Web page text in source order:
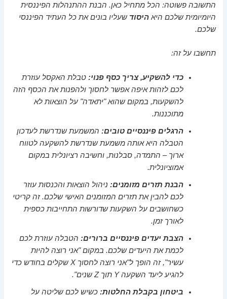
התשובה פשוטה: הכל מתחיל כאן. הבנת ההתנהלות הפיננסית
היומיומית שלכם היאהיסוד שעליו בונים את כל העתיד הפיננסי
שלכם.
תחשבו על זה:
כדי להשקיע, צריך כסף פנוי: טבלת האקסל עוזרת
לכם לזהות איפה אפשר לחסוך ולהפנות את הכסף הזה
להשקעות, במקום שהוא "יתאדה" על הוצאות לא
מתוכננות.
הרגלים פיננסיים טובים: המשמעת שנדרשת לעדכון
הטבלה היא אותה משמעת שנדרשת להשקעה לטווח
ארוך – התמדה, סבלנות, וחשיבה רציונלית במקום
אמוציונלית.
הבנת תזרים מזומנים: ניהול הוצאות והכנסות עוזר
לכם להבין את תזרים המזומנים האישי שלכם. זה קריטי
כשחושבים על השקעות שדורשות התחייבות כספית
לאורך זמן.
הצבת יעדים פיננסיים ברורים: הטבלה עוזרת לכם
לכמת את היעדים שלכם. במקום "אני רוצה להיות
עשיר", זה הופך ל"אני רוצה לחסוך X שקלים בחודש כדי
להגיע ליעד השקעה Y תוך Z שנים".
ביטחון בקבלת החלטות: כשיש לכם שליטה על